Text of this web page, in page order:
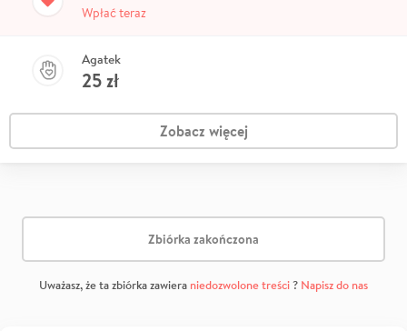
Wpłać teraz
Agatek
25zł
Zobacz więcej
Zbiórka zakończona
Uważasz, że ta zbiórka zawiera niedozwolone treści? Napisz do nas